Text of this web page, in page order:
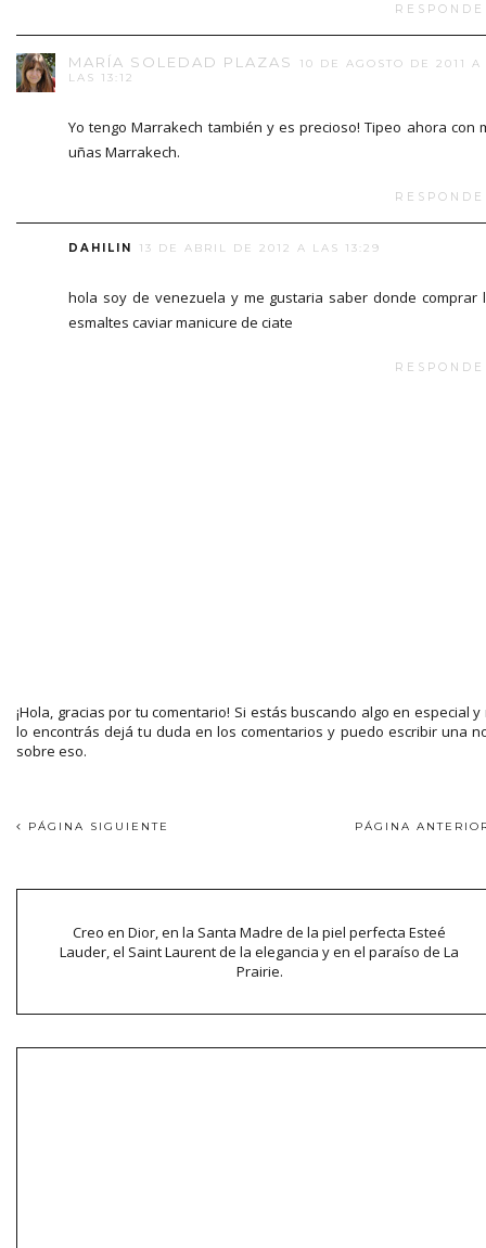
MARÍA SOLEDAD PLAZAS
10 DE AGOSTO DE 2011 A
LAS 13:12
Yo tengo Marrakech también y es precioso! Tipeo ahora con
uñas Marrakech.
DAHILIN 13 DE ABRIL DE 2012 A LAS 13:29
hola soy de venezuela y me gustaria saber donde comprar
esmaltes caviar manicure de ciate
¡Hola, gracias por tu comentario! Si estás buscando algo en especial y
lo encontrás dejá tu duda en los comentarios y puedo escribir una
sobre eso.
PÁGINA SIGUIENTE PÁGINA
Creo en Dior, en la Santa Madre de la piel perfecta Esteé
Lauder, el Saint Laurent de la elegancia y en el paraíso de La
Prairie.